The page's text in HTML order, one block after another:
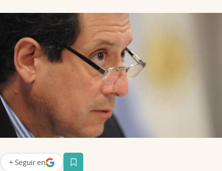
Mundial 2026
Eventos Corporativos
El Cronista Studio
Mediakit
abre en nueva pestaña
+ Seguir en
abre en nueva pestaña